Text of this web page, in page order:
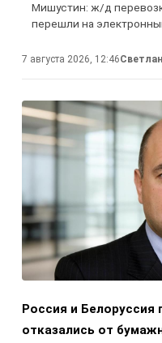
Мишустин: ж/д
перешли на
7 августа 2026, 12:46
Россия и Белоруссия
отказались от